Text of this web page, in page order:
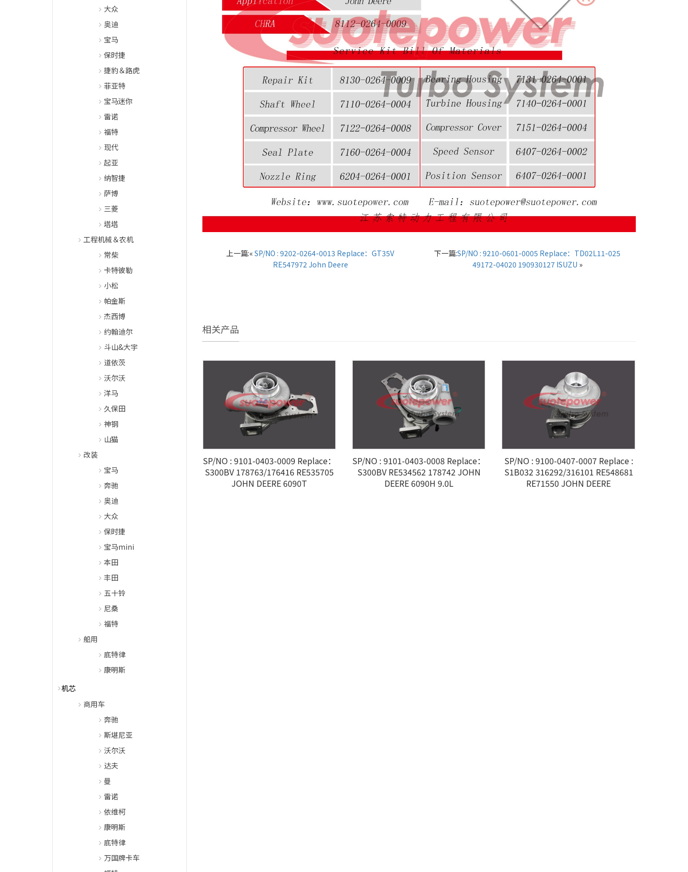
上一篇:«SP/NO : 9202-0264-0013 Replace：GT35V
RE547972 John Deere
下一篇:SP/NO : 9210-0601-0005 Replace：TD02L11-025
49172-04020 190930127 ISUZU »
相关产品
SP/NO : 9101-0403-0009 Replace：
S300BV 178763/176416 RE535705
JOHN DEERE 6090T
SP/NO : 9101-0403-0008 Replace：
S300BV RE534562 178742 JOHN
DEERE 6090H 9.0L
SP/NO : 9100-0407-0007 Replace :
S1B032 316292/316101 RE548681
RE71550 JOHN DEERE
大众
奥迪
宝马
保时捷
捷豹＆路虎
菲亚特
宝马迷你
雷诺
福特
现代
起亚
纳智捷
萨博
三菱
塔塔
工程机械＆农机
常柴
卡特彼勒
小松
帕金斯
杰西博
约翰迪尔
斗山&大宇
道依茨
沃尔沃
洋马
久保田
神钢
山猫
改装
宝马
奔驰
奥迪
大众
保时捷
宝马mini
本田
丰田
五十铃
尼桑
福特
船用
底特律
康明斯
机芯
商用车
奔驰
斯堪尼亚
沃尔沃
达夫
曼
雷诺
依维柯
康明斯
底特律
万国牌卡车